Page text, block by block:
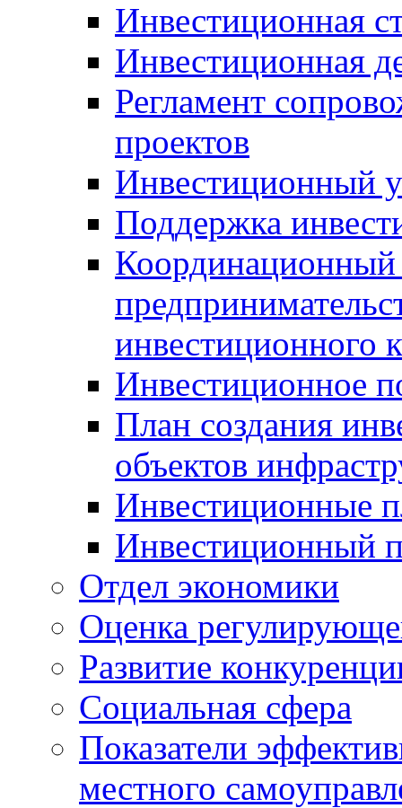
Инвестиционная
Инвестиционная
Регламент
проектов
Инвестиционный
Поддержка
Координационный
инвестиционного
Инвестиционное
План создания
объектов
Инвестиционные
Инвестиционный
Отдел экономики
Оценка
Развитие
Социальная сфера
Показатели
местного